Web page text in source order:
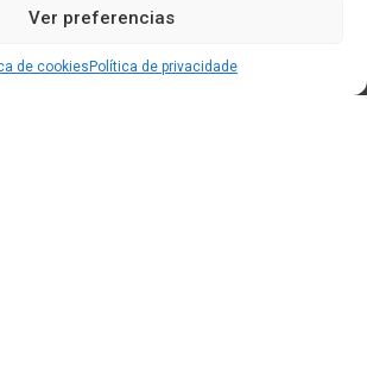
Ver preferencias
de cookies Política de privacidade